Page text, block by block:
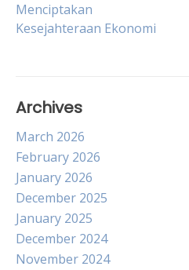
navigation
Menciptakan
Kesejahteraan Ekonomi
Archives
March 2026
February 2026
January 2026
December 2025
January 2025
December 2024
November 2024